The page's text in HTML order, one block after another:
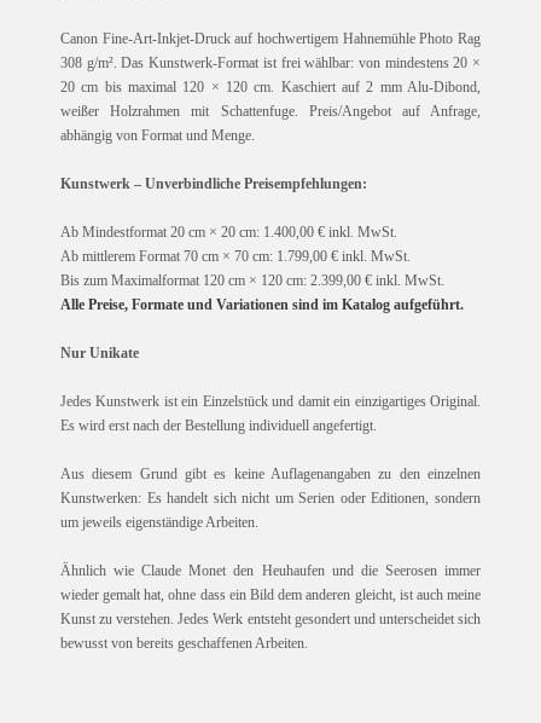
Canon Fine-Art-Inkjet-Druck auf hochwertigem Hahnemühle Photo Rag
308 g/m². Das Kunstwerk-Format ist frei wählbar: von mindestens 20 ×
20 cm bis maximal 120 × 120 cm. Kaschiert auf 2 mm Alu-Dibond,
weißer Holzrahmen mit Schattenfuge. Preis/Angebot auf Anfrage,
abhängig von Format und Menge.
Kunstwerk – Unverbindliche Preisempfehlungen:
Ab Mindestformat 20 cm × 20 cm: 1.400,00 € inkl. MwSt.
Ab mittlerem Format 70 cm × 70 cm: 1.799,00 € inkl. MwSt.
Bis zum Maximalformat 120 cm × 120 cm: 2.399,00 € inkl. MwSt.
Alle Preise, Formate und Variationen sind im Katalog aufgeführt.
Nur Unikate
Jedes Kunstwerk ist ein Einzelstück und damit ein einzigartiges Original.
Es wird erst nach der Bestellung individuell angefertigt.
Aus diesem Grund gibt es keine Auflagenangaben zu den einzelnen
Kunstwerken: Es handelt sich nicht um Serien oder Editionen, sondern
um jeweils eigenständige Arbeiten.
Ähnlich wie Claude Monet den Heuhaufen und die Seerosen immer
wieder gemalt hat, ohne dass ein Bild dem anderen gleicht, ist auch meine
Kunst zu verstehen. Jedes Werk entsteht gesondert und unterscheidet sich
bewusst von bereits geschaffenen Arbeiten.